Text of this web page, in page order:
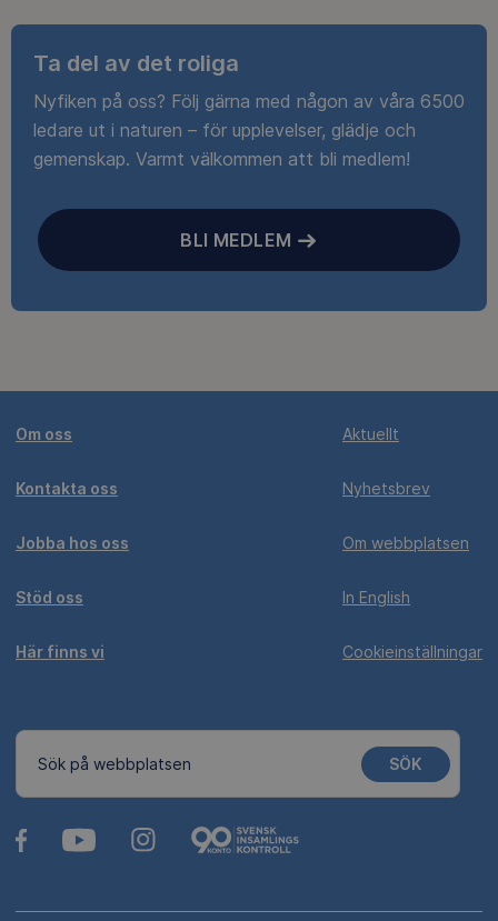
Ta del av det roliga
Nyfiken på oss? Följ gärna med någon av våra 6500
ledare ut i naturen – för upplevelser, glädje och
gemenskap. Varmt välkommen att bli medlem!
BLI MEDLEM
Om oss
Kontakta oss
Jobba hos oss
Stöd oss
Här finns vi
Aktuellt
Nyhetsbrev
Om webbplatsen
In English
Cookieinställningar
Sök på webbplatsen SÖK